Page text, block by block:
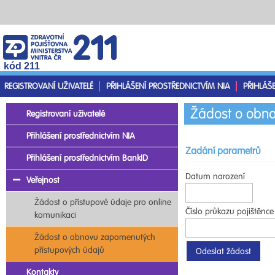
kód 211
REGISTROVANÍ UŽIVATELÉ
PŘIHLÁŠENÍ PROSTŘEDNICTVÍM NIA
Žádost o
Zadání parametrů
Datum narození
Číslo průkazu pojištěnce
Registrovaní uživatelé
Přihlášení prostřednictvím NIA
Přihlášení prostřednictvím BankID
Veřejnost
Žádost o přístupové údaje pro online
komunikaci
Žádost o obnovu zapomenutých
přístupových údajů
Kontakty